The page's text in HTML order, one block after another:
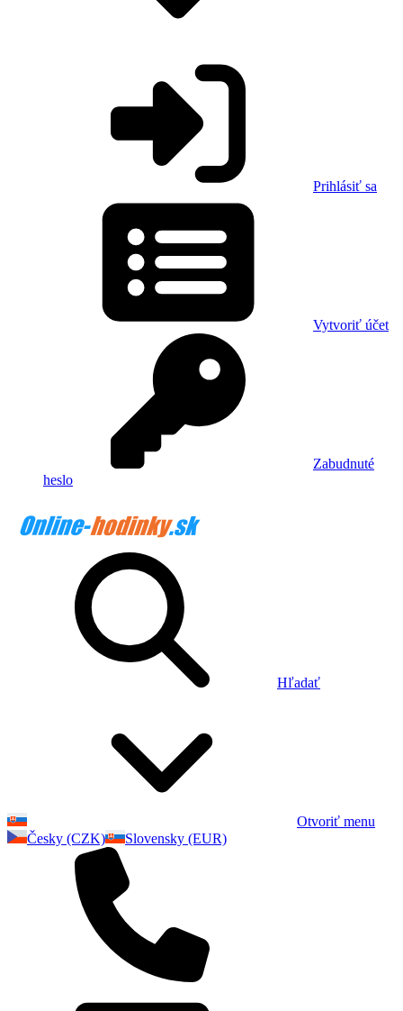
Prihlásiť sa
Vytvoriť účet
Zabudnuté
heslo
Hľadať
Otvoriť menu
Česky (CZK)
Slovensky (EUR)